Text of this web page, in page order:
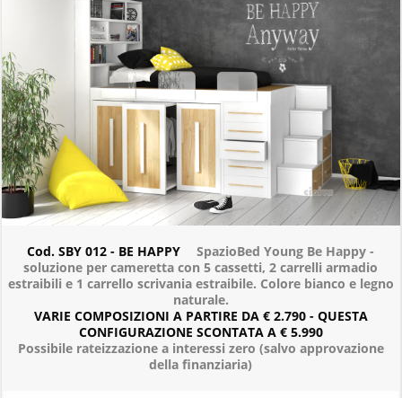
Cod. SBY 012 - BE HAPPY SpazioBed Young Be Happy -
soluzione per cameretta con 5 cassetti, 2 carrelli armadio
estraibili e 1 carrello scrivania estraibile. Colore bianco e legno
naturale.
VARIE COMPOSIZIONI A PARTIRE DA € 2.790 - QUESTA
CONFIGURAZIONE SCONTATA A € 5.990
Possibile rateizzazione a interessi zero (salvo approvazione
della finanziaria)